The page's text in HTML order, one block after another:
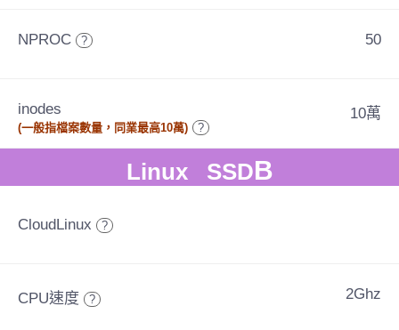
NPROC ? 50
inodes
(一般指檔案數量，同業最高10萬) ?
10萬
Linux SSDB
CloudLinux ?
CPU速度 ? 2Ghz